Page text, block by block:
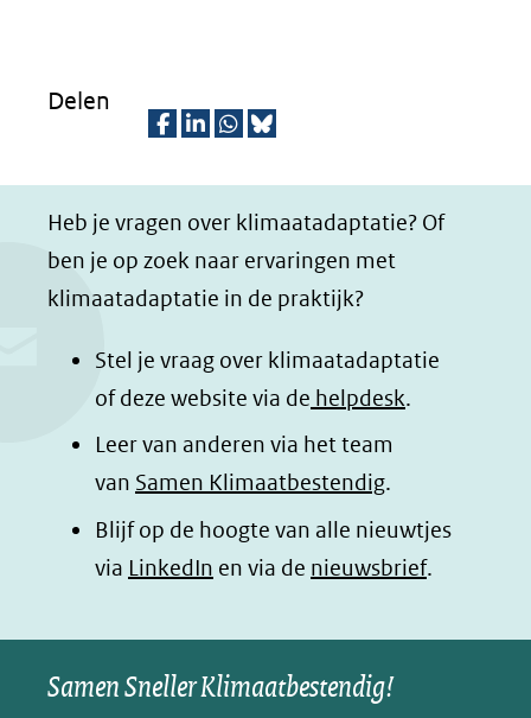
website)
Delen
l
e
n
F
a
c
e
b
(opent
l
e
n
L
i
n
k
e
(opent
l
e
n
W
h
a
t
(opent
z
e
p
i
n
a
d
e
o
Heb je vragen over klimaatadaptatie? Of
ben je op zoek naar ervaringen met
klimaatadaptatie in de praktijk?
Stel je vraag over klimaatadaptatie
of deze website via de helpdesk.
Leer van anderen via het team
van Samen Klimaatbestendig.
Blijf op de hoogte van alle nieuwtjes
via LinkedIn (opent
nieuw
venster)
en via de nieuwsbrief.
Samen Sneller Klimaatbestendig!